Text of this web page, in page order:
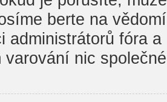
berte na
administrátorů fóra
varování nic